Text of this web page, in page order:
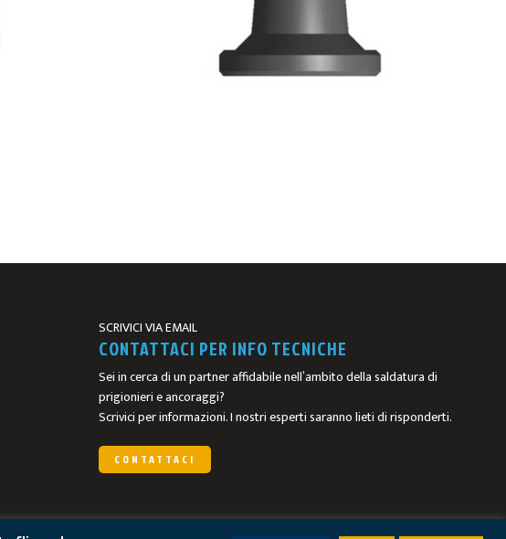
SCRIVICI VIA EMAIL
CONTATTACI PER INFO TECNICHE
Sei in cerca di un partner affidabile nell’ambito della saldatura di
prigionieri e ancoraggi?
Scrivici per informazioni. I nostri esperti saranno lieti di risponderti.
CONTATTACI